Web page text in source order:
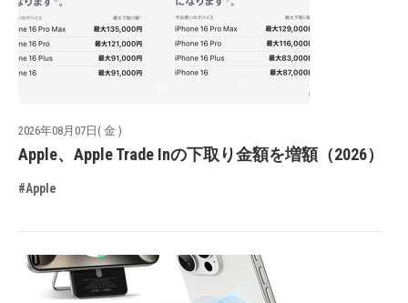
2026年08月07日( 金 )
Apple、Apple Trade Inの下取り金額を増額（2026）
#Apple